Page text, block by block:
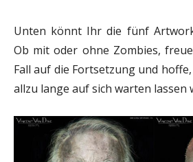
Unten könnt Ihr die fünf
Ob mit oder ohne Zombies,
Fall auf die Fortsetzung und
allzu lange auf sich warten lassen